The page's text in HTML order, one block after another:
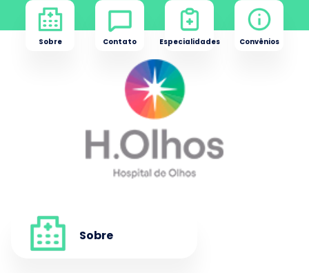
Sobre Contato Especialidades Convênios
Sobre